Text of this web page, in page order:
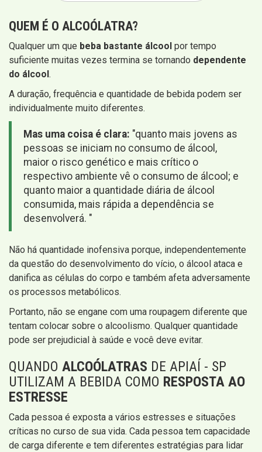
QUEM É O ALCOÓLATRA?
Qualquer um que beba bastante álcool por tempo
suficiente muitas vezes termina se tornando dependente
do álcool .
A duração, frequência e quantidade de bebida podem ser
individualmente muito diferentes.
Mas uma coisa é clara: "quanto mais jovens as
pessoas se iniciam no consumo de álcool,
maior o risco genético e mais crítico o
respectivo ambiente vê o consumo de álcool; e
quanto maior a quantidade diária de álcool
consumida, mais rápida a dependência se
desenvolverá. "
Não há quantidade inofensiva porque, independentemente
da questão do desenvolvimento do vício, o álcool ataca e
danifica as células do corpo e também afeta adversamente
os processos metabólicos.
Portanto, não se engane com uma roupagem diferente que
tentam colocar sobre o alcoolismo. Qualquer quantidade
pode ser prejudicial à saúde e você deve evitar.
QUANDO ALCOÓLATRAS DE APIAÍ - SP
UTILIZAM A BEBIDA COMO RESPOSTA AO
ESTRESSE
Cada pessoa é exposta a vários estresses e situações
críticas no curso de sua vida. Cada pessoa tem capacidade
de carga diferente e tem diferentes estratégias para lidar